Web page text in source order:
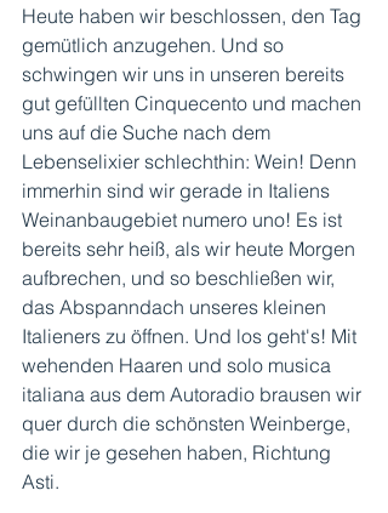
Heute haben wir beschlossen, den Tag
gemütlich anzugehen. Und so
schwingen wir uns in unseren bereits
gut gefüllten Cinquecento und machen
uns auf die Suche nach dem
Lebenselixier schlechthin: Wein! Denn
immerhin sind wir gerade in Italiens
Weinanbaugebiet numero uno! Es ist
bereits sehr heiß, als wir heute Morgen
aufbrechen, und so beschließen wir,
das Abspanndach unseres kleinen
Italieners zu öffnen. Und los geht's! Mit
wehenden Haaren und solo musica
italiana aus dem Autoradio brausen wir
quer durch die schönsten Weinberge,
die wir je gesehen haben, Richtung
Asti.